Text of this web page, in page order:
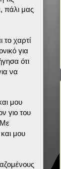
πάλι μας
το χαρτί
για
ότι
να
μου
γιο του
Με
μου